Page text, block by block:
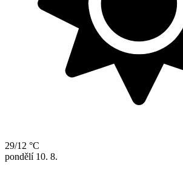
29/12 °C
pondělí 10. 8.